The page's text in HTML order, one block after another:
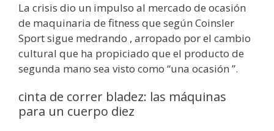
La crisis dio un impulso al mercado de ocasión
de maquinaria de fitness que según Coinsler
Sport sigue medrando , arropado por el cambio
cultural que ha propiciado que el producto de
segunda mano sea visto como “una ocasión ”.
cinta de correr bladez: las máquinas
para un cuerpo diez